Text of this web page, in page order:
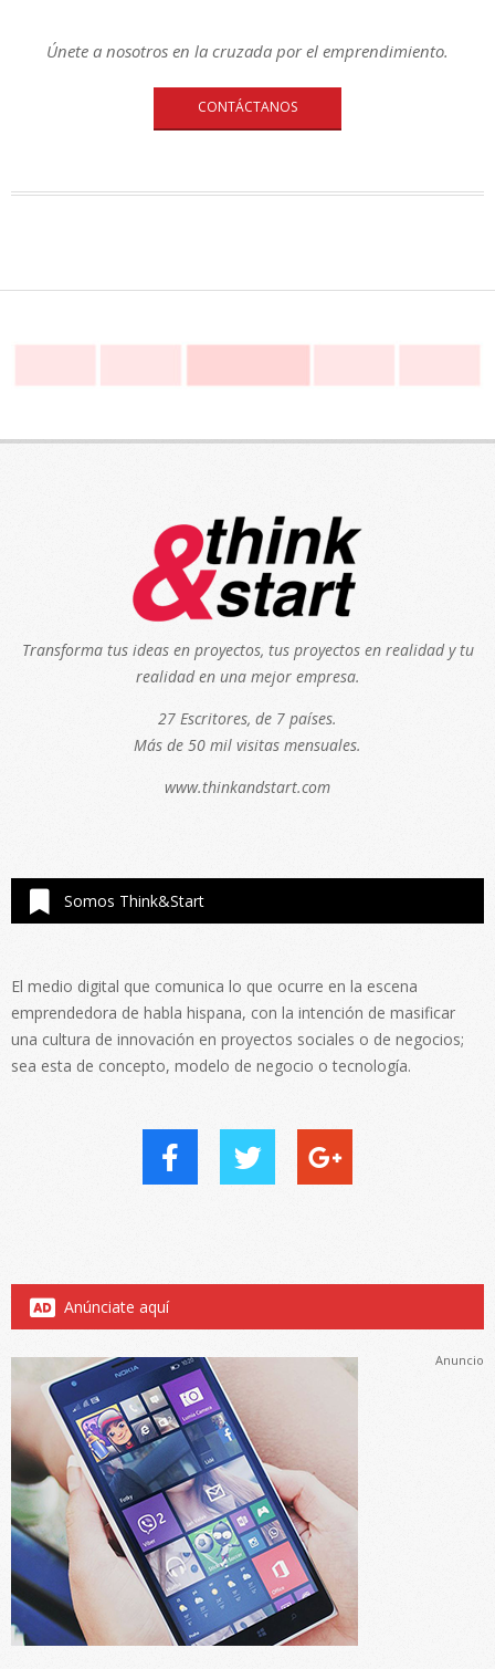
Únete a nosotros en la cruzada por el emprendimiento.
CONTÁCTANOS
Transforma tus ideas en proyectos, tus proyectos en realidad y tu
realidad en una mejor empresa.
27 Escritores, de 7 países.
Más de 50 mil visitas mensuales.
www.thinkandstart.com
Somos Think&Start
El medio digital que comunica lo que ocurre en la escena
emprendedora de habla hispana, con la intención de masificar
una cultura de innovación en proyectos sociales o de negocios;
sea esta de concepto, modelo de negocio o tecnología.
Anúnciate aquí
Anuncio